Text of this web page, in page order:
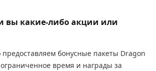
вы какие-либо акции или
бонусные пакеты Dragon
время и награды за